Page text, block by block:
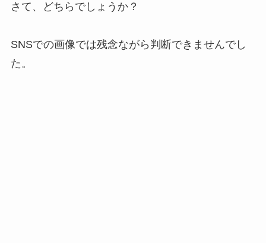
さて、どちらでしょうか？
SNSでの画像では残念ながら判断できませんでし
た。